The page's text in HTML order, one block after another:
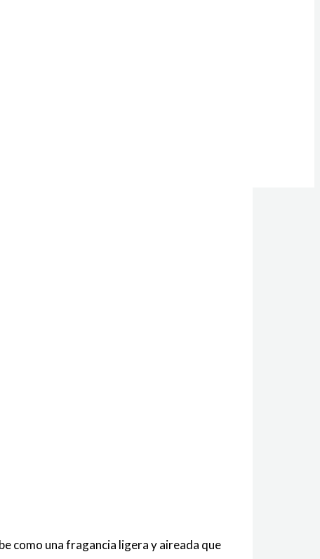
como una fragancia ligera y aireada que